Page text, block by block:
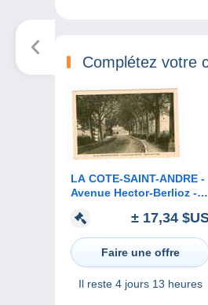
Complétez votre
LA COTE-SAINT-ANDRE -
Avenue Hector-Berlioz -
± 17,34
Faire une offre
Il reste 4 jours 13 heures